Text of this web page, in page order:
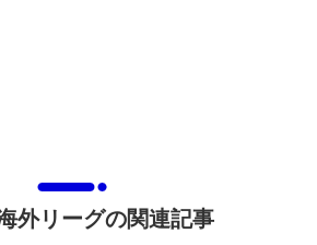
外リーグの関連記事